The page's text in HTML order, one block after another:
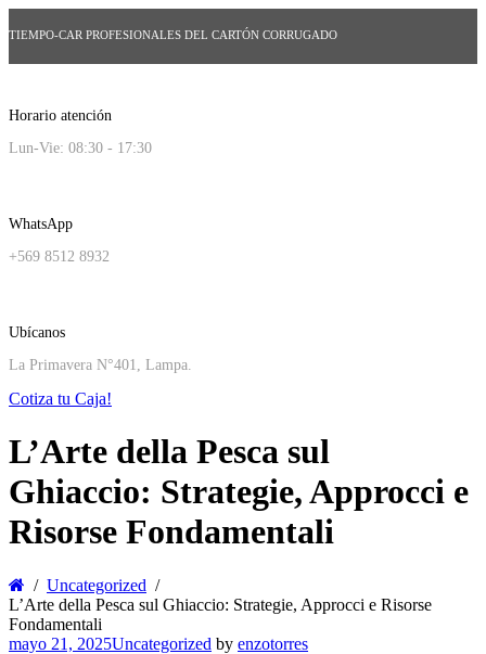
TIEMPO-CAR PROFESIONALES DEL CARTÓN CORRUGADO
Horario atención
Lun-Vie: 08:30 - 17:30
WhatsApp
+569 8512 8932
Ubícanos
La Primavera N°401, Lampa.
Cotiza tu Caja!
L’Arte della Pesca sul
Ghiaccio: Strategie, Approcci e
Risorse Fondamentali
Uncategorized
L’Arte della Pesca sul Ghiaccio: Strategie, Approcci e Risorse
Fondamentali
mayo 21, 2025Uncategorized by enzotorres